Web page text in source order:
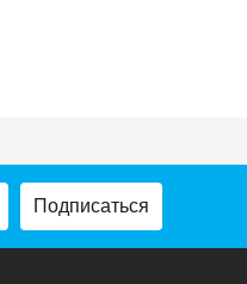
Подписаться